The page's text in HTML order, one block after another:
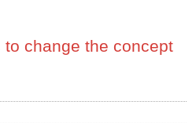
change the concept